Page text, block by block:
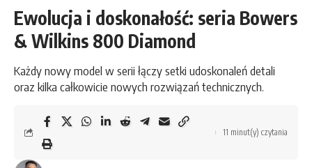
Ewolucja i doskonałość: seria Bowers
& Wilkins 800 Diamond
Każdy nowy model w serii łączy setki udoskonaleń detali
oraz kilka całkowicie nowych rozwiązań technicznych.
11 minut(y) czytania